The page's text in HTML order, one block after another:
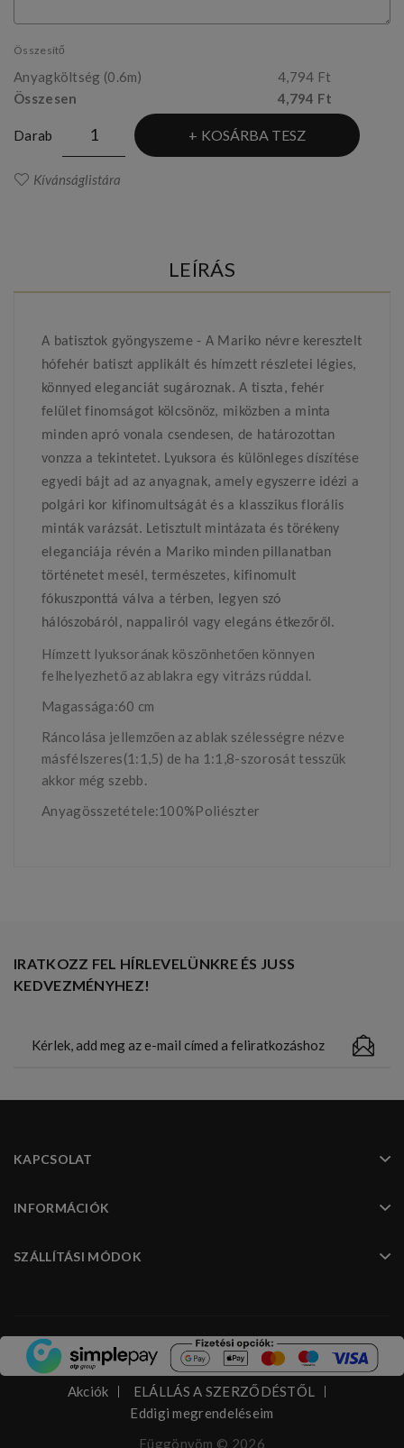
Összesítő
Anyagköltség (0.6m)
4,794 Ft
Összesen
4,794 Ft
Darab KOSÁRBA TESZ
Kívánságlistára
LEÍRÁS
A batisztok gyöngyszeme - A Mariko névre keresztelt
hófehér batiszt applikált és hímzett részletei légies,
könnyed eleganciát sugároznak. A tiszta, fehér
felület finomságot kölcsönöz, miközben a minta
minden apró vonala csendesen, de határozottan
vonzza a tekintetet. Lyuksora és különleges díszítése
egyedi bájt ad az anyagnak, amely egyszerre idézi a
polgári kor kifinomultságát és a klasszikus florális
minták varázsát. Letisztult mintázata és törékeny
eleganciája révén a Mariko minden pillanatban
történetet mesél, természetes, kifinomult
fókuszponttá válva a térben, legyen szó
hálószobáról, nappaliról vagy elegáns étkezőről.
Hímzett lyuksorának köszönhetően könnyen
felhelyezhető az ablakra egy vitrázs rúddal.
Magassága:60 cm
Ráncolása jellemzően az ablak szélességre nézve
másfélszeres(1:1,5) de ha 1:1,8-szorosát tesszük
akkor még szebb.
Anyagösszetétele:100%Poliészter
IRATKOZZ FEL HÍRLEVELÜNKRE ÉS JUSS
KEDVEZMÉNYHEZ!
KAPCSOLAT
INFORMÁCIÓK
SZÁLLÍTÁSI MÓDOK
Akciók
ELÁLLÁS A SZERZŐDÉSTŐL
Eddigi megrendeléseim
Függönyöm © 2026